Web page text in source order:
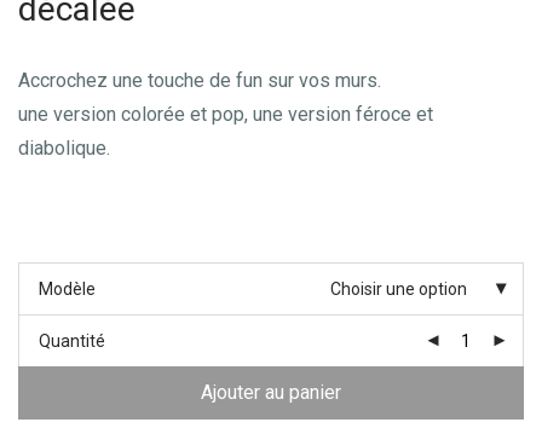
décalée
Accrochez une touche de fun sur vos murs.
une version colorée et pop, une version féroce et
diabolique.
Modèle Choisir une option
Quantité
Ajouter au panier